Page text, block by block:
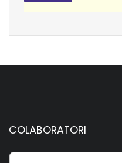
COLABORATORI